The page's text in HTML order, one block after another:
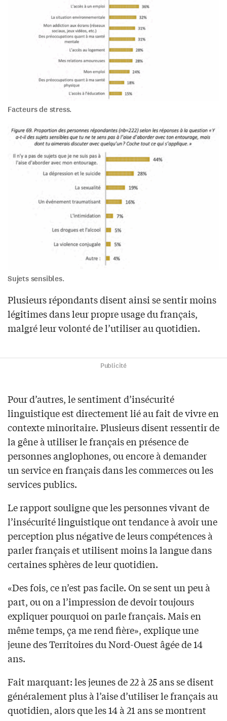
Facteurs de stress.
Sujets sensibles.
Plusieurs répondants disent ainsi se sentir moins
légitimes dans leur propre usage du français,
malgré leur volonté de l’utiliser au quotidien.
Publicité
Pour d’autres, le sentiment d’insécurité
linguistique est directement lié au fait de vivre en
contexte minoritaire. Plusieurs disent ressentir de
la gêne à utiliser le français en présence de
personnes anglophones, ou encore à demander
un service en français dans les commerces ou les
services publics.
Le rapport souligne que les personnes vivant de
l’insécurité linguistique ont tendance à avoir une
perception plus négative de leurs compétences à
parler français et utilisent moins la langue dans
certaines sphères de leur quotidien.
«Des fois, ce n’est pas facile. On se sent un peu à
part, ou on a l’impression de devoir toujours
expliquer pourquoi on parle français. Mais en
même temps, ça me rend fière», explique une
jeune des Territoires du Nord-Ouest âgée de 14
ans.
Fait marquant: les jeunes de 22 à 25 ans se disent
généralement plus à l’aise d’utiliser le français au
quotidien, alors que les 14 à 21 ans se montrent